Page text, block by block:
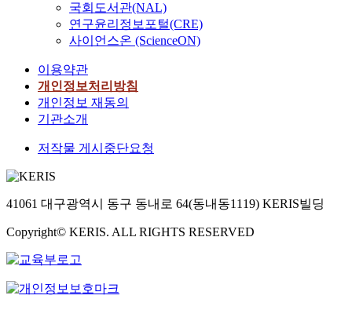
국회도서관(NAL)
연구윤리정보포털(CRE)
사이언스온 (ScienceON)
이용약관
개인정보처리방침
개인정보 재동의
기관소개
저작물 게시중단요청
41061 대구광역시 동구 동내로 64(동내동1119) KERIS빌딩
Copyright© KERIS. ALL RIGHTS RESERVED